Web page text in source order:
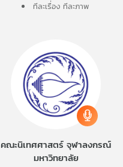
ทีละเรื่อง ทีละภาพ
คณะนิเทศศาสตร์ จุฬาลงกรณ์
มหาวิทยาลัย